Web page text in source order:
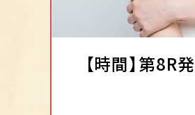
【時間】第8R